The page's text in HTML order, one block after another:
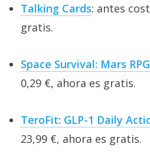
Talking Cards: antes
gratis.
Space Survival: Mars
0,29 €, ahora es gratis.
TeroFit: GLP-1 Daily
23,99 €, ahora es gratis.